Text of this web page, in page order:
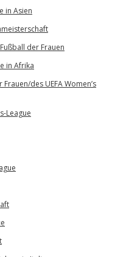
in Asien
der Frauen
in Afrika
des UEFA Women’s
League